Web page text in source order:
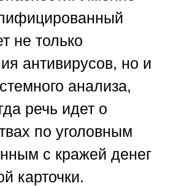
не только
антивирусов, но и
анализа,
речь идет о
по уголовным
с кражей денег
карточки.